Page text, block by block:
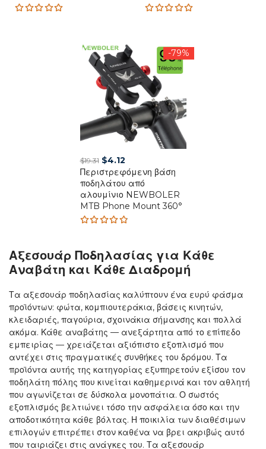
-79%
$19.31 Original
price
was:
$19.31.
$4.12Current
price
is:
$4.12.
Περιστρεφόμενη βάση
ποδηλάτου από
αλουμίνιο NEWBOLER
MTB Phone Mount 360°
of 5
Αξεσουάρ Ποδηλασίας για Κάθε
Αναβάτη και Κάθε Διαδρομή
Τα αξεσουάρ ποδηλασίας καλύπτουν ένα ευρύ φάσμα
προϊόντων: φώτα, κομπιουτεράκια, βάσεις κινητών,
κλειδαριές, παγούρια, σχοινάκια σήμανσης και πολλά
ακόμα. Κάθε αναβάτης — ανεξάρτητα από το επίπεδο
εμπειρίας — χρειάζεται αξιόπιστο εξοπλισμό που
αντέχει στις πραγματικές συνθήκες του δρόμου. Τα
προϊόντα αυτής της κατηγορίας εξυπηρετούν εξίσου τον
ποδηλάτη πόλης που κινείται καθημερινά και τον αθλητή
που αγωνίζεται σε δύσκολα μονοπάτια. Ο σωστός
εξοπλισμός βελτιώνει τόσο την ασφάλεια όσο και την
αποδοτικότητα κάθε βόλτας. Η ποικιλία των διαθέσιμων
επιλογών επιτρέπει στον καθένα να βρει ακριβώς αυτό
που ταιριάζει στις ανάγκες του. Τα αξεσουάρ